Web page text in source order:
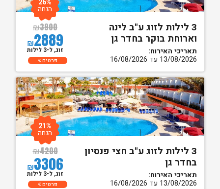
3 לילות לזוג ע"ב לינה
וארוחת בוקר בחדר גן
תאריכי האירוח:
13/08/2026 עד 16/08/2026
₪3900
₪2889
26%
הנחה
זוג, ל-3 לילות
פרטים
3 לילות לזוג ע"ב חצי פנסיון
בחדר גן
תאריכי האירוח:
13/08/2026 עד 16/08/2026
₪4200
₪3306
21%
הנחה
זוג, ל-3 לילות
פרטים